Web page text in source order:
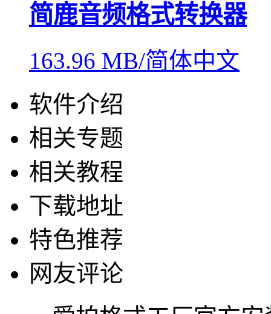
简鹿音频格式转换器
163.96 MB/简体中文
软件介绍
相关专题
相关教程
下载地址
特色推荐
网友评论